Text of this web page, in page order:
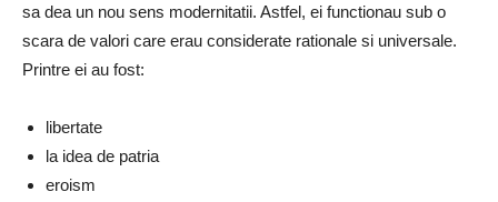
sa dea un nou sens modernitatii. Astfel, ei functionau sub o
scara de valori care erau considerate rationale si universale.
Printre ei au fost:
libertate
la idea de patria
eroism